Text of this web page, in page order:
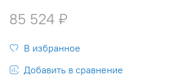
85 524 ₽
В избранное
Добавить в сравнение